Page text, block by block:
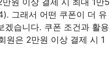
원 이상 결제 시 최대 1만5
그래서 어떤 쿠폰이 더 유
겠습니다. 쿠폰 조건과 활용
원은 2만원 이상 결제 시 1